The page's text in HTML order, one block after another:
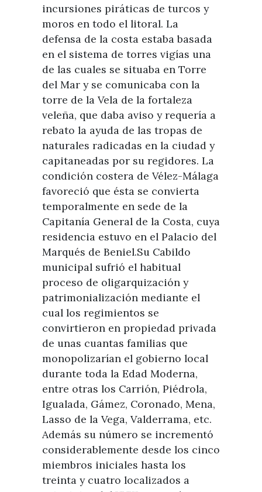
incursiones piráticas de turcos y
moros en todo el litoral. La
defensa de la costa estaba basada
en el sistema de torres vigías una
de las cuales se situaba en Torre
del Mar y se comunicaba con la
torre de la Vela de la fortaleza
veleña, que daba aviso y requería a
rebato la ayuda de las tropas de
naturales radicadas en la ciudad y
capitaneadas por su regidores. La
condición costera de Vélez-Málaga
favoreció que ésta se convierta
temporalmente en sede de la
Capitanía General de la Costa, cuya
residencia estuvo en el Palacio del
Marqués de Beniel.Su Cabildo
municipal sufrió el habitual
proceso de oligarquización y
patrimonialización mediante el
cual los regimientos se
convirtieron en propiedad privada
de unas cuantas familias que
monopolizarían el gobierno local
durante toda la Edad Moderna,
entre otras los Carrión, Piédrola,
Igualada, Gámez, Coronado, Mena,
Lasso de la Vega, Valderrama, etc.
Además su número se incrementó
considerablemente desde los cinco
miembros iniciales hasta los
treinta y cuatro localizados a